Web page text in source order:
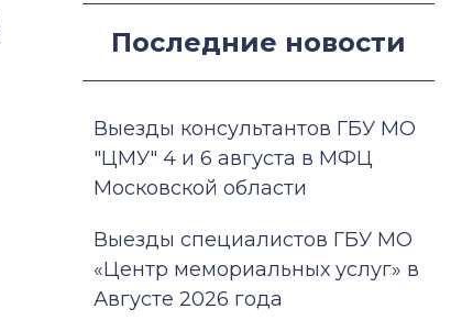
Последние новости
Выезды консультантов ГБУ МО
"ЦМУ" 4 и 6 августа в МФЦ
Московской области
Выезды специалистов ГБУ МО
«Центр мемориальных услуг» в
Августе 2026 года